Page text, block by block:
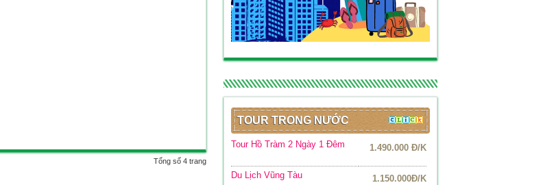
Tổng số 4 trang
TOUR TRONG NƯỚC
Tour Hồ Tràm 2 Ngày 1 Đêm 1.490.000 Đ/K
Du Lịch Vũng Tàu 1.150.000Đ/K